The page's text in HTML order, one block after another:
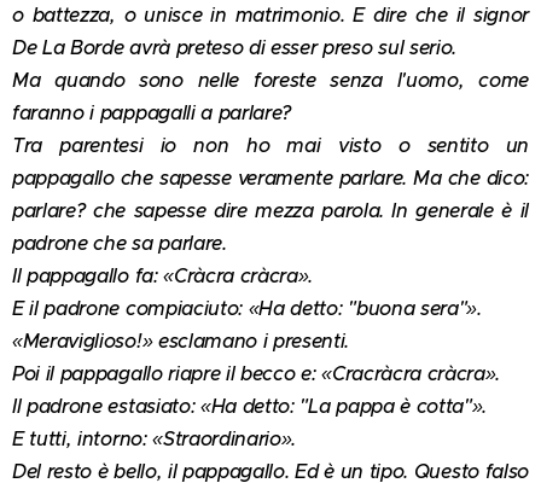
o battezza, o unisce in matrimonio. E dire che il signor
De La Borde avrà preteso di esser preso sul serio.
Ma quando sono nelle foreste senza l'uomo, come
faranno i pappagalli a parlare?
Tra parentesi io non ho mai visto o sentito un
pappagallo che sapesse veramente parlare. Ma che dico:
parlare? che sapesse dire mezza parola. In generale è il
padrone che sa parlare.
Il pappagallo fa: «Cràcra cràcra».
E il padrone compiaciuto: «Ha detto: "buona sera"».
«Meraviglioso!» esclamano i presenti.
Poi il pappagallo riapre il becco e: «Cracràcra cràcra».
Il padrone estasiato: «Ha detto: "La pappa è cotta"».
E tutti, intorno: «Straordinario».
Del resto è bello, il pappagallo. Ed è un tipo. Questo falso